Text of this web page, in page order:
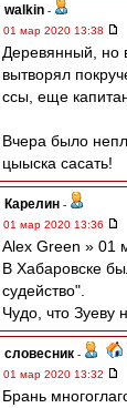
walkin -
01 мар 2020 13:38
Деревянный,
вытворял
ссы, еще
Вчера было
цыыска сасать!
Карелин -
01 мар 2020 13:36
Alex Green » 01
В Хабаровске
судейство".
Чудо, что Зуеву
словесник -
01 мар 2020 13:32
Брань